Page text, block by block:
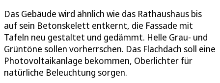
Das Gebäude wird ähnlich wie das Rathaushaus bis
auf sein Betonskelett entkernt, die Fassade mit
Tafeln neu gestaltet und gedämmt. Helle Grau- und
Grüntöne sollen vorherrschen. Das Flachdach soll eine
Photovoltaikanlage bekommen, Oberlichter für
natürliche Beleuchtung sorgen.